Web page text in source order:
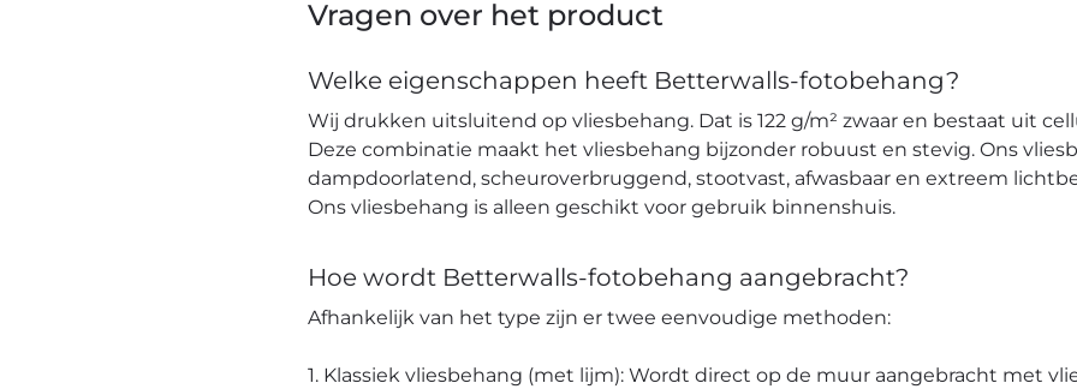
Vragen over het product
Welke eigenschappen heeft Betterwalls-fotobehang?
Wij drukken uitsluitend op vliesbehang. Dat is 122 g/m² zwaar en bestaat uit
Deze combinatie maakt het vliesbehang bijzonder robuust en stevig. Ons
dampdoorlatend, scheuroverbruggend, stootvast, afwasbaar en extreem
Ons vliesbehang is alleen geschikt voor gebruik binnenshuis.
Hoe wordt Betterwalls-fotobehang aangebracht?
Afhankelijk van het type zijn er twee eenvoudige methoden:
1. Klassiek vliesbehang (met lijm): Wordt direct op de muur aangebracht met